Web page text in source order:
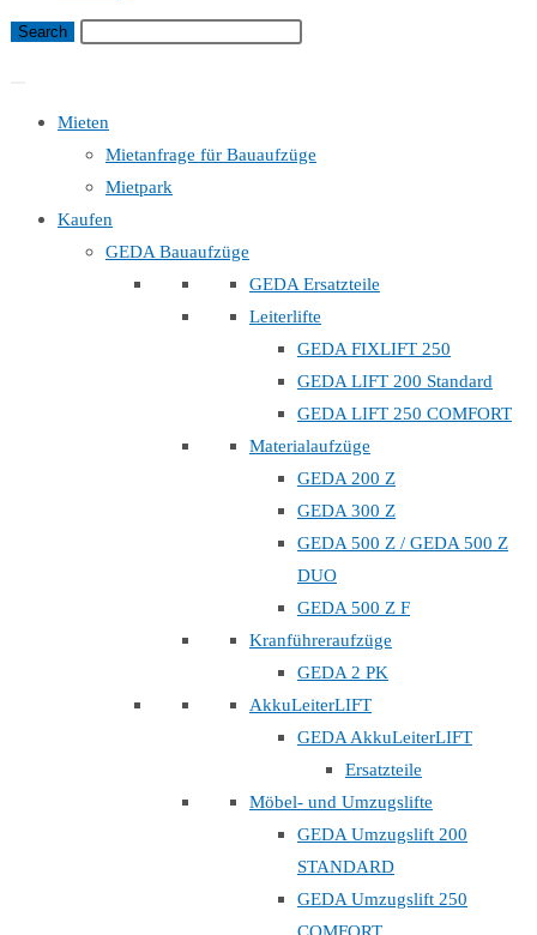
Mieten
Mietanfrage für Bauaufzüge
Mietpark
Kaufen
GEDA Bauaufzüge
GEDA Ersatzteile
Leiterlifte
GEDA FIXLIFT 250
GEDA LIFT 200 Standard
GEDA LIFT 250 COMFORT
Materialaufzüge
GEDA 200 Z
GEDA 300 Z
GEDA 500 Z / GEDA 500 Z
DUO
GEDA 500 Z F
Kranführeraufzüge
GEDA 2 PK
AkkuLeiterLIFT
GEDA AkkuLeiterLIFT
Ersatzteile
Möbel- und Umzugslifte
GEDA Umzugslift 200
STANDARD
GEDA Umzugslift 250